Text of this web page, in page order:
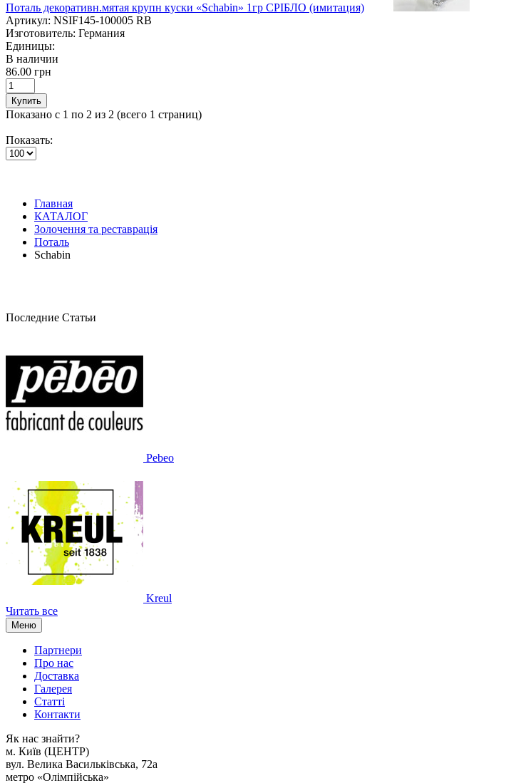
Поталь декоративн.мятая крупн куски «Schabin» 1гр СРІБЛО (имитация)
Артикул: NSIF145-100005 RB
Изготовитель: Германия
Единицы:
В наличии
86.00 грн
Купить
Показано с 1 по 2 из 2 (всего 1 страниц)
Показать:
Главная
КАТАЛОГ
Золочення та реставрація
Поталь
Schabin
Последние Статьи
Pebeo
Kreul
Читать все
Меню
Партнери
Про нас
Доставка
Галерея
Статтi
Контакти
Як наc знайти?
м. Киïв (ЦЕНТР)
вул. Велика Васильківська, 72а
метро «Олімпійська»